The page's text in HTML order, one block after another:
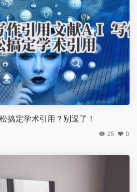
搞定学术引用？别逗了！
25 0